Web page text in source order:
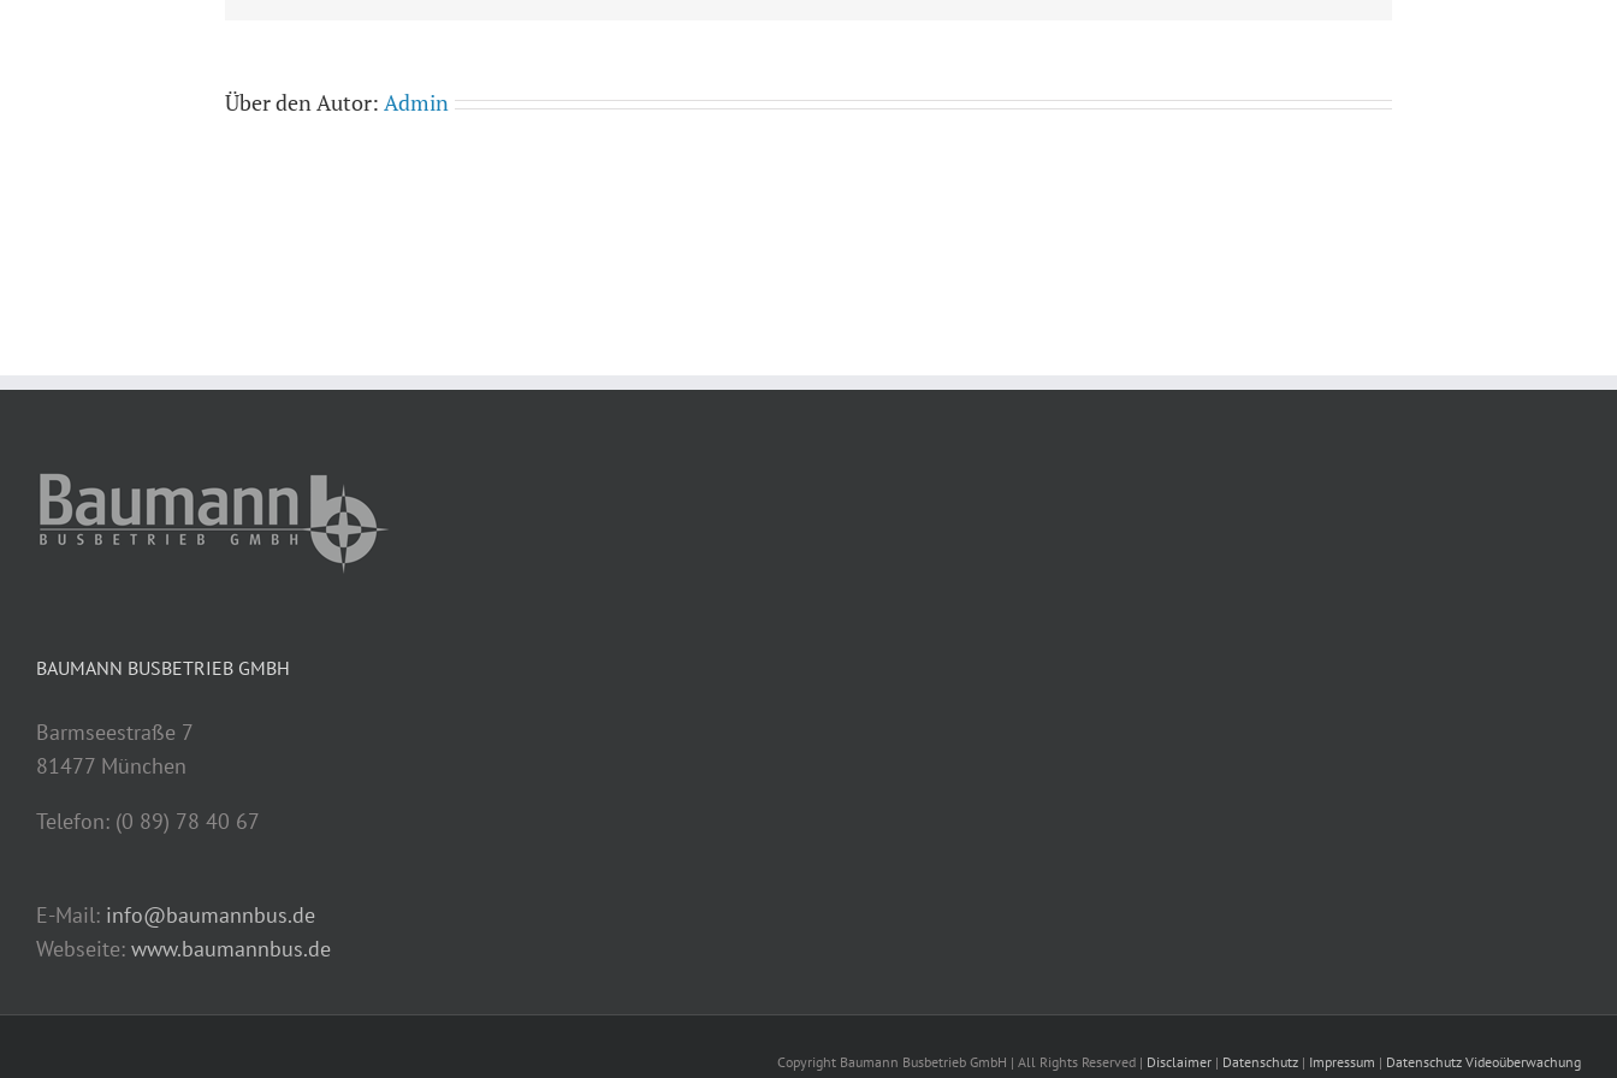
Über den Autor: Admin
BAUMANN BUSBETRIEB GMBH
Barmseestraße 7
81477 München
Telefon: (0 89) 78 40 67
E-Mail: info@baumannbus.de
Webseite: www.baumannbus.de
Copyright Baumann Busbetrieb GmbH | All Rights Reserved | Disclaimer | Datenschutz | Impressum | Datenschutz Videoüberwachung